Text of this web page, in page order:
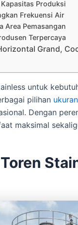
Produksi
Frekuensi Air
Area Pemasangan
Terpercaya
Grand,
untuk
pilihan ukuran
Dengan
maksimal